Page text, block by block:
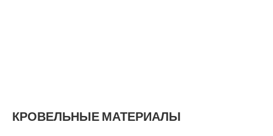
КРОВЕЛЬНЫЕ МАТЕРИАЛЫ